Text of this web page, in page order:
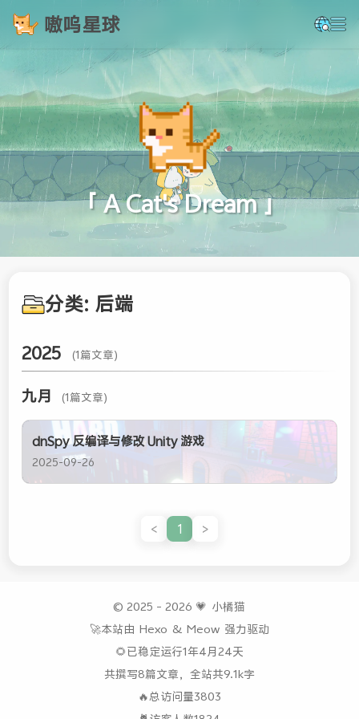
嗷呜星球
「 A Cat's Dream 」
分类: 后端
2025 (1篇文章)
九月 (1篇文章)
dnSpy 反编译与修改 Unity 游戏
2025-09-26
< 1 >
© 2025 - 2026 💗 小橘猫
🚀本站由 Hexo & Meow 强力驱动
🌻已稳定运行1年4月24天
共撰写8篇文章，全站共9.1k字
🔥总访问量3803